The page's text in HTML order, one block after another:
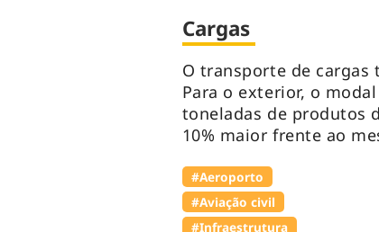
Cargas
O transporte de
Para o exterior, o
toneladas de produtos
10% maior frente ao
#Aeroporto
#Aviação civil
#Infraestrutura